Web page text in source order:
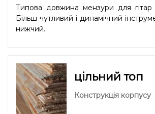
Типова довжина мензури для гітар
Більш чутливий і динамічний
нижчий.
цільний топ
Конструкція корпусу